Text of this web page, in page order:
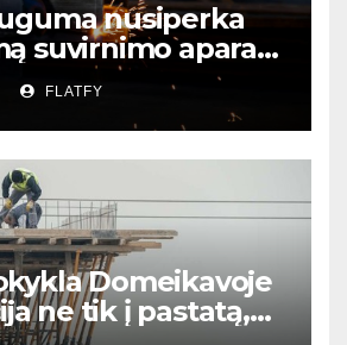
nusiperka
suvirnimo aparatą
FLATFY
Domeikavoje
ne tik į pastatą,